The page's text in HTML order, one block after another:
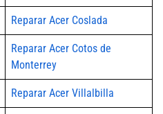
Reparar Acer Coslada
Reparar Acer Cotos de
Monterrey
Reparar Acer Villalbilla